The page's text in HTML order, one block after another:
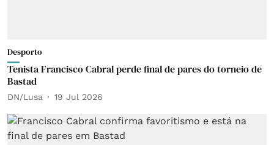
Desporto
Tenista Francisco Cabral perde final de pares do torneio de
Bastad
DN/Lusa 19 Jul 2026